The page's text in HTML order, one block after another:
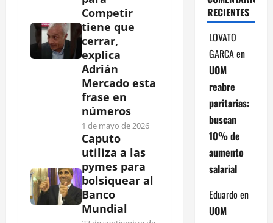
Competir
tiene que
cerrar,
explica
Adrián
Mercado esta
frase en
números
1 de mayo de 2026
Caputo
utiliza a las
pymes para
bolsiquear al
Banco
Mundial
RECIENTES
LOVATO
GARCAen
UOM
reabre
paritarias:
buscan
10% de
aumento
salarial
Eduardo en
UOM